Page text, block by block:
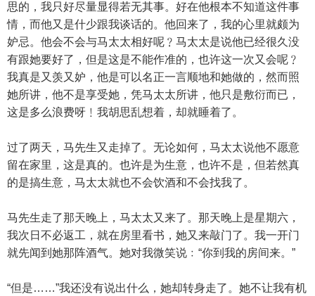
思的，我只好尽量显得若无其事。好在他根本不知道这件事
情，而他又是什少跟我谈话的。他回来了，我的心里就颇为
妒忌。他会不会与马太太相好呢﹖马太太是说他已经很久没
有跟她要好了，但是这是不能作准的，也许这一次又会呢﹖
我真是又羡又妒，他是可以名正一言顺地和她做的，然而照
她所讲，他不是享受她，凭马太太所讲，他只是敷衍而已，
这是多么浪费呀﹗我胡思乱想着，却就睡着了。
过了两天，马先生又走掉了。无论如何，马太太说他不愿意
留在家里，这是真的。也许是为生意，也许不是，但若然真
的是搞生意，马太太就也不会饮酒和不会找我了。
马先生走了那天晚上，马太太又来了。那天晚上是星期六，
我次日不必返工，就在房里看书，她又来敲门了。我一开门
就先闻到她那阵酒气。她对我微笑说﹕“你到我的房间来。”
“但是……”我还没有说出什么，她却转身走了。她不让我有机